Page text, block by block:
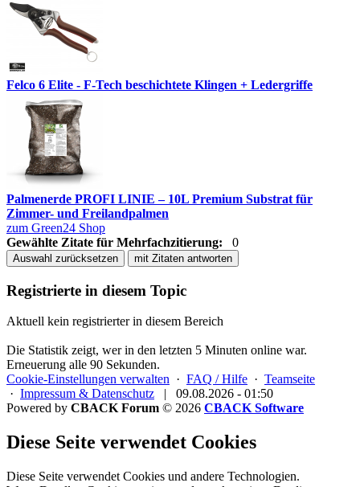
Felco 6 Elite - F-Tech beschichtete Klingen + Ledergriffe
Palmenerde PROFI LINIE – 10L Premium Substrat für
Zimmer- und Freilandpalmen
zum Green24 Shop
Gewählte Zitate für Mehrfachzitierung:
0
Auswahl zurücksetzen mit Zitaten antworten
Registrierte in diesem Topic
Aktuell kein registrierter in diesem Bereich
Die Statistik zeigt, wer in den letzten 5 Minuten online war.
Erneuerung alle 90 Sekunden.
Cookie-Einstellungen verwalten · FAQ / Hilfe · Teamseite
· Impressum & Datenschutz |
09.08.2026 - 01:50
Powered by CBACK Forum © 2026 CBACK Software
Diese Seite verwendet Cookies
Diese Seite verwendet Cookies und andere Technologien.